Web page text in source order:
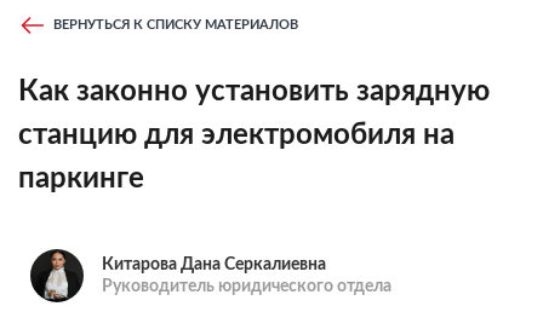
ВЕРНУТЬСЯ К СПИСКУ МАТЕРИАЛОВ
Как законно установить зарядную
станцию для электромобиля на
паркинге
Китарова Дана Серкалиевна
Руководитель юридического отдела